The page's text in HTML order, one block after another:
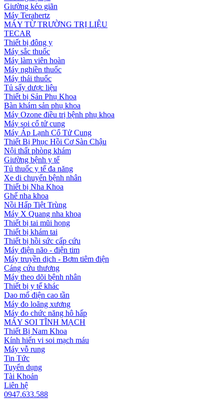
Giường kéo giãn
Máy Terahertz
MÁY TỪ TRƯỜNG TRỊ LIỆU
TECAR
Thiết bị đông y
Máy sắc thuốc
Máy làm viên hoàn
Máy nghiền thuốc
Máy thái thuốc
Tủ sấy dược liệu
Thiết bị Sản Phụ Khoa
Bàn khám sản phụ khoa
Máy Ozone điều trị bệnh phụ khoa
Máy soi cổ tử cung
Máy Áp Lạnh Cổ Tử Cung
Thiết Bị Phục Hồi Cơ Sàn Chậu
Nội thất phòng khám
Giường bệnh y tế
Tủ thuốc y tế đa năng
Xe di chuyển bệnh nhân
Thiết bị Nha Khoa
Ghế nha khoa
Nồi Hấp Tiệt Trùng
Máy X Quang nha khoa
Thiết bị tai mũi họng
Thiết bị khám tai
Thiết bị hồi sức cấp cứu
Máy điện não - điện tim
Máy truyền dịch - Bơm tiêm điện
Cáng cứu thương
Máy theo dõi bệnh nhân
Thiết bị y tế khác
Dao mổ điện cao tần
Máy đo loãng xương
Máy đo chức năng hô hấp
MÁY SOI TĨNH MẠCH
Thiết Bị Nam Khoa
Kính hiển vi soi mạch máu
Máy vỗ rung
Tin Tức
Tuyển dụng
Tài Khoản
Liên hệ
0947.633.588